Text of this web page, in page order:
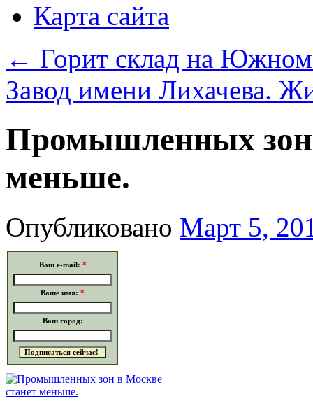
Карта сайта
← Горит склад на Южном
Завод имени Лихачева.
Промышленных зон
меньше.
Опубликовано Март 5,
Ваш e-mail: *
Ваше имя: *
Ваш город: